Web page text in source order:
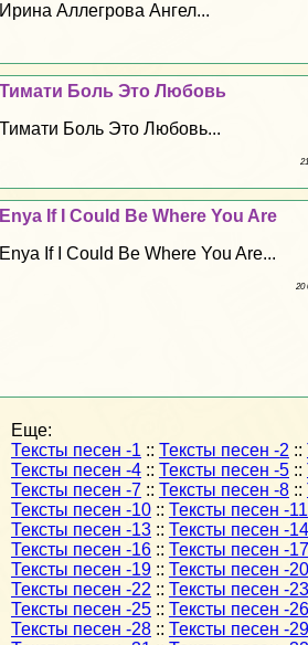
Ирина Аллегрова Ангел...
Тимати Боль Это Любовь
Тимати Боль Это Любовь...
Enya If I Could Be Where You Are
Enya If I Could Be Where You Are...
20
Еще:
Тексты песен -1 :: Тексты песен -2 ::
Тексты песен -4 :: Тексты песен -5 ::
Тексты песен -7 :: Тексты песен -8 ::
Тексты песен -10 :: Тексты песен -11
Тексты песен -13 :: Тексты песен -14
Тексты песен -16 :: Тексты песен -17
Тексты песен -19 :: Тексты песен -20
Тексты песен -22 :: Тексты песен -23
Тексты песен -25 :: Тексты песен -26
Тексты песен -28 :: Тексты песен -29